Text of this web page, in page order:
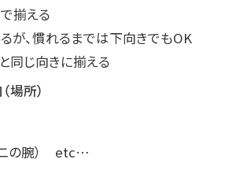
揃える
が、慣れるまでは下向きでもOK
同じ向きに揃える
場所）
二の腕） etc…